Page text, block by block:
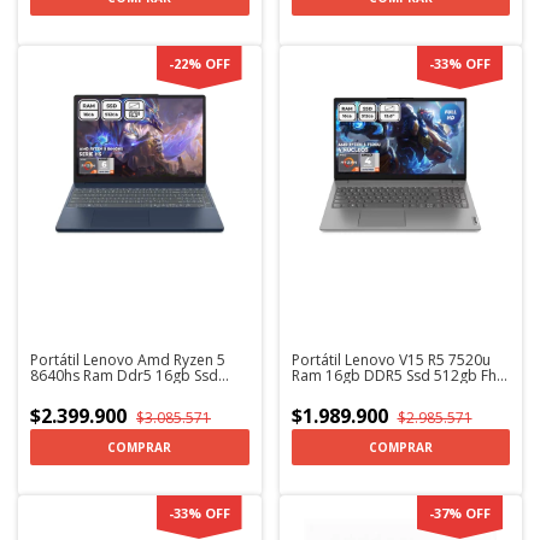
Portátil Lenovo Amd Ryzen 5
8640hs Ram Ddr5 16gb Ssd
-22% OFF
$2.399.900 $3.085.571
COMPRAR
Portátil Lenovo V15 R5 7520u
Ram 16gb DDR5 Ssd 512gb Fhd
-33% OFF
$1.989.900 $2.985.571
COMPRAR
-33% OFF -37% OFF